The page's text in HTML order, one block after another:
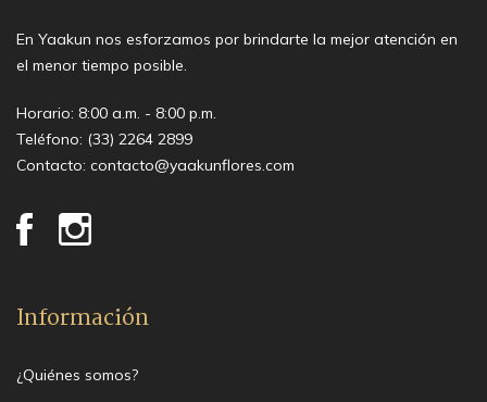
En Yaakun nos esforzamos por brindarte la mejor atención en
el menor tiempo posible.
Horario: 8:00 a.m. - 8:00 p.m.
Teléfono: (33) 2264 2899
Contacto: contacto@yaakunflores.com
Información
¿Quiénes somos?